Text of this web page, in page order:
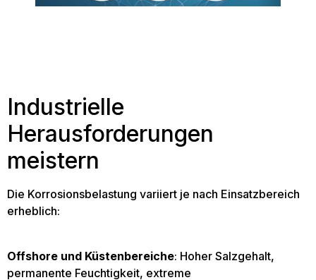
Industrielle
Herausforderungen
meistern
Die Korrosionsbelastung variiert je nach Einsatzbereich
erheblich:
Offshore und Küstenbereiche: Hoher Salzgehalt,
permanente Feuchtigkeit, extreme